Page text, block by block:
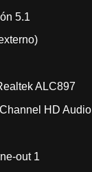
5.1
ALC897
HD Audio
out 1